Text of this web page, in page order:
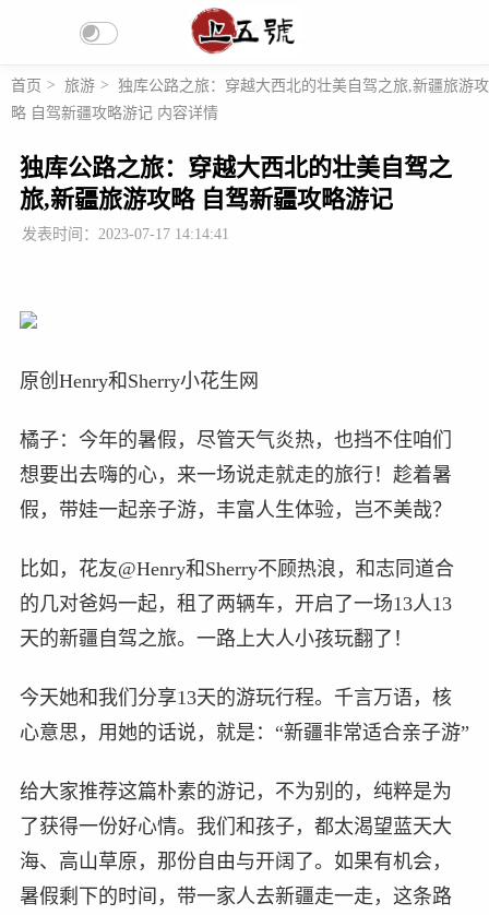
首页 > 旅游 > 独库公路之旅：穿越大西北的壮美自驾之旅,新疆旅游攻
略 自驾新疆攻略游记 内容详情
独库公路之旅：穿越大西北的壮美自驾之
旅,新疆旅游攻略 自驾新疆攻略游记
发表时间：2023-07-17 14:14:41
原创Henry和Sherry小花生网
橘子：今年的暑假，尽管天气炎热，也挡不住咱们
想要出去嗨的心，来一场说走就走的旅行！趁着暑
假，带娃一起亲子游，丰富人生体验，岂不美哉？
比如，花友@Henry和Sherry不顾热浪，和志同道合
的几对爸妈一起，租了两辆车，开启了一场13人13
天的新疆自驾之旅。一路上大人小孩玩翻了！
今天她和我们分享13天的游玩行程。千言万语，核
心意思，用她的话说，就是：“新疆非常适合亲子游”
给大家推荐这篇朴素的游记，不为别的，纯粹是为
了获得一份好心情。我们和孩子，都太渴望蓝天大
海、高山草原，那份自由与开阔了。如果有机会，
暑假剩下的时间，带一家人去新疆走一走，这条路